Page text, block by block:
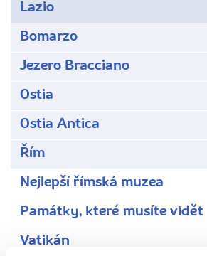
Lazio
Bomarzo
Jezero Bracciano
Ostia
Ostia Antica
Řím
Nejlepší římská muzea
Památky, které musíte vidět
Vatikán